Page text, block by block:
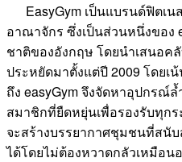
EasyGym เป็นแบรนด์ฟิตเน
อาณาจักร ซึ่งเป็นส่วนหนึ่งของ
ชาติของอังกฤษ โดยนำเสนอ
ประหยัดมาตั้งแต่ปี 2009 โดยเ
ถึง easyGym จึงจัดหาอุปกรณ์
สมาชิกที่ยืดหยุ่นเพื่อรองรับทุก
จะสร้างบรรยากาศชุมชนที่สนั
ได้โดยไม่ต้องหวาดกลัวเหมือน